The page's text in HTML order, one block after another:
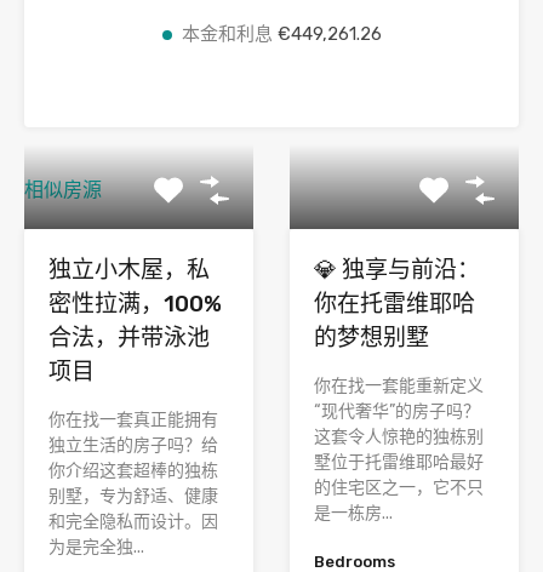
本金和利息 €449,261.26
相似房源
独立小木屋，私
密性拉满，100%
合法，并带泳池
项目
你在找一套真正能拥有
独立生活的房子吗？给
你介绍这套超棒的独栋
别墅，专为舒适、健康
和完全隐私而设计。因
为是完全独...
💎 独享与前沿：
你在托雷维耶哈
的梦想别墅
你在找一套能重新定义
“现代奢华”的房子吗？
这套令人惊艳的独栋别
墅位于托雷维耶哈最好
的住宅区之一，它不只
是一栋房...
Bedrooms